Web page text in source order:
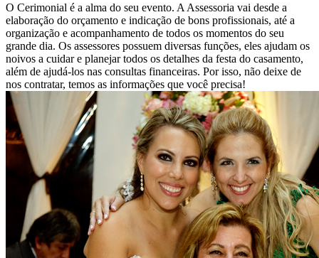
O Cerimonial é a alma do seu evento. A Assessoria vai desde a
elaboração do orçamento e indicação de bons profissionais, até a
organização e acompanhamento de todos os momentos do seu
grande dia. Os assessores possuem diversas funções, eles ajudam os
noivos a cuidar e planejar todos os detalhes da festa do casamento,
além de ajudá-los nas consultas financeiras. Por isso, não deixe de
nos contratar, temos as informações que você precisa!